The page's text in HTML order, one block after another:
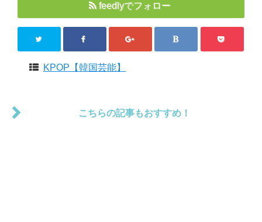
feedlyでフォロー
KPOP【韓国芸能】
こちらの記事もおすすめ！